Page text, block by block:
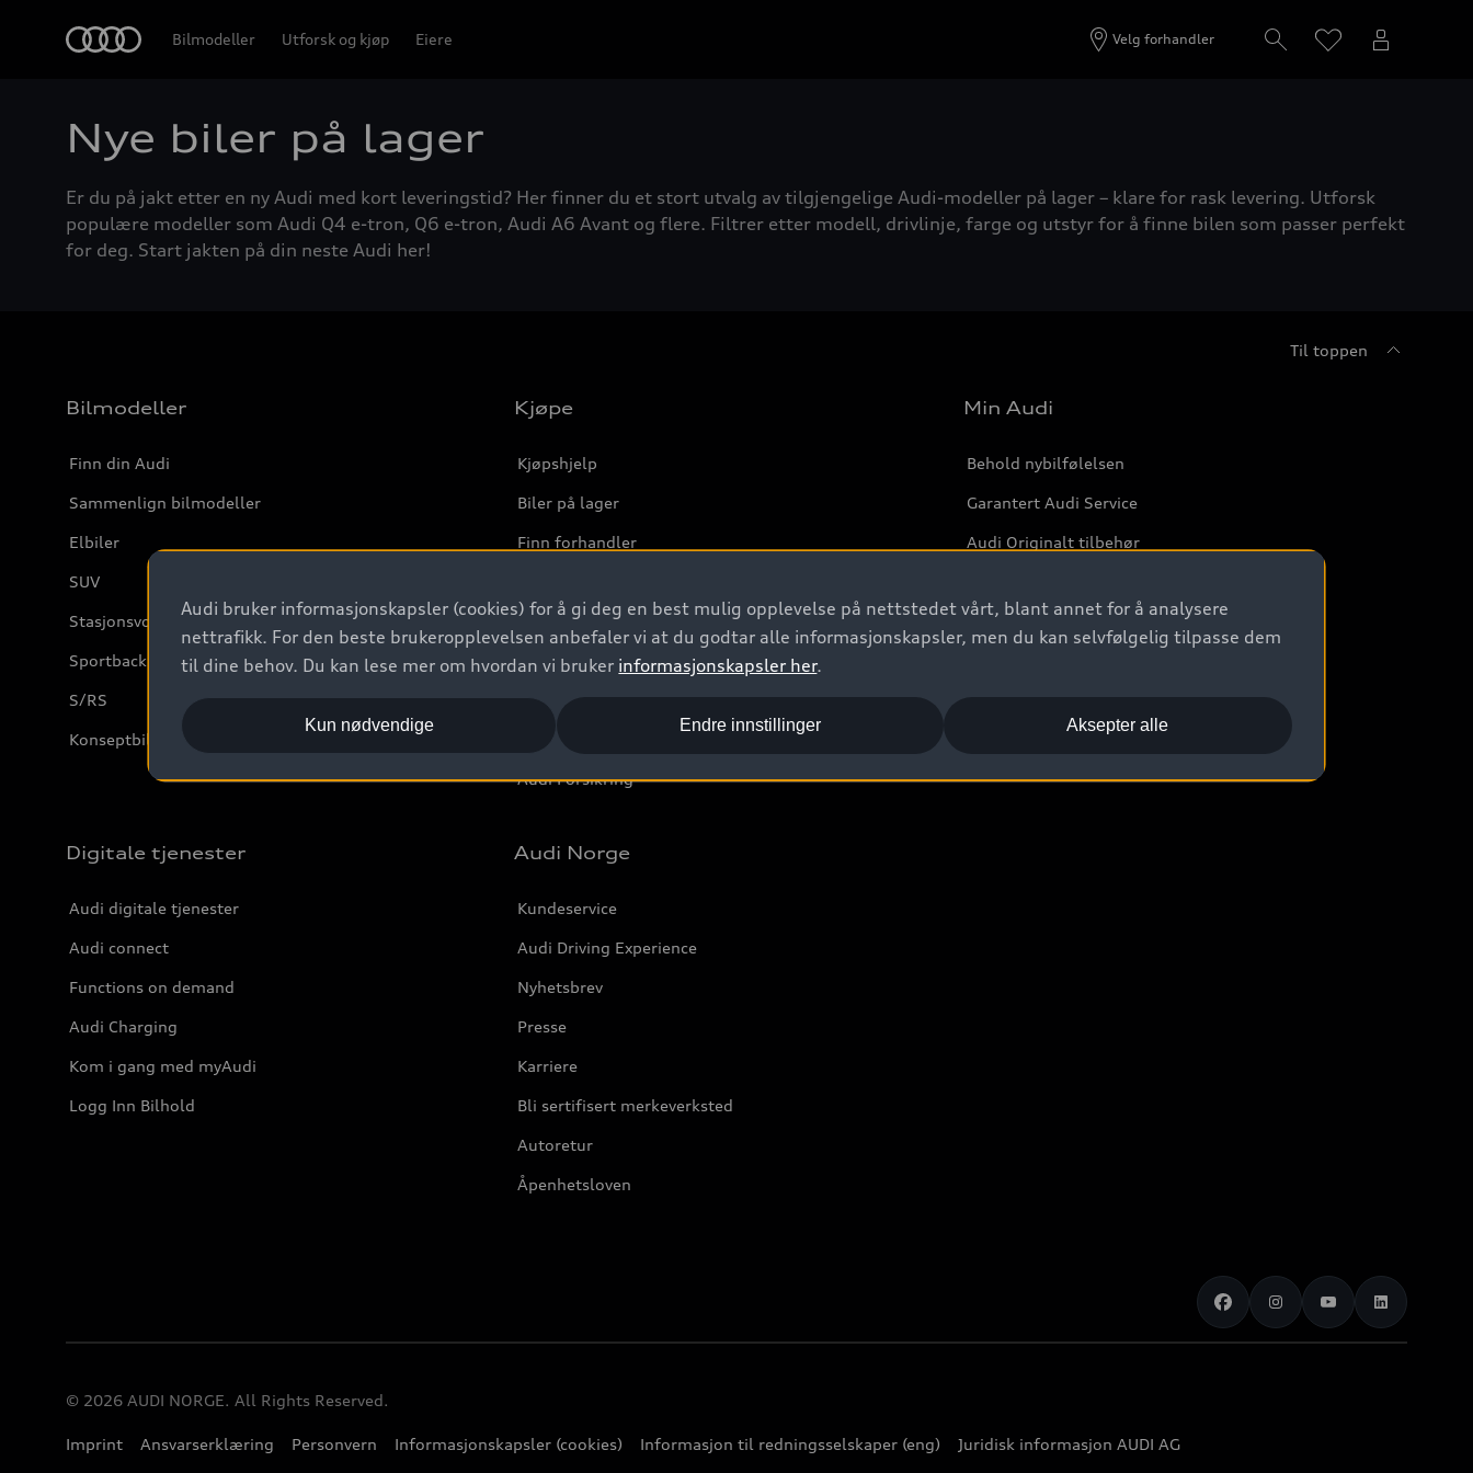
Bilmodeller Utforsk og kjøp Eiere Velg forhandler
Nye biler på lager
Er du på jakt etter en ny Audi med kort leveringstid? Her finner du et stort utvalg av tilgjengelige Audi-modeller på lager – klare for rask levering. Utforsk
populære modeller som Audi Q4 e-tron, Q6 e-tron, Audi A6 Avant og flere. Filtrer etter modell, drivlinje, farge og utstyr for å finne bilen som passer perfekt
for deg. Start jakten på din neste Audi her!
Til toppen
Bilmodeller
Finn din Audi
Sammenlign bilmodeller
Elbiler
SUV
Stasjonsvogn
Sportback
S/RS
Konseptbiler og prototyper
Kjøpe
Kjøpshjelp
Biler på lager
Finn forhandler
Kontakt forhandler
Prislister
Leasing
Bilgarantier
Audi Forsikring
Min Audi
Behold nybilfølelsen
Garantert Audi Service
Audi Originalt tilbehør
Digitale tjenester
Audi digitale tjenester
Audi connect
Functions on demand
Audi Charging
Kom i gang med myAudi
Logg Inn Bilhold
Audi Norge
Kundeservice
Audi Driving Experience
Nyhetsbrev
Presse
Karriere
Bli sertifisert merkeverksted
Autoretur
Åpenhetsloven
© 2026 AUDI NORGE. All Rights Reserved.
Imprint Ansvarserklæring Personvern Informasjonskapsler (cookies) Informasjon til redningsselskaper (eng) Juridisk informasjon AUDI AG
Audi bruker informasjonskapsler (cookies) for å gi deg en best mulig opplevelse på nettstedet vårt, blant annet for å analysere
nettrafikk. For den beste brukeropplevelsen anbefaler vi at du godtar alle informasjonskapsler, men du kan selvfølgelig tilpasse dem
til dine behov. Du kan lese mer om hvordan vi bruker informasjonskapsler her.
Aksepter alle
Kun nødvendige Endre innstillinger